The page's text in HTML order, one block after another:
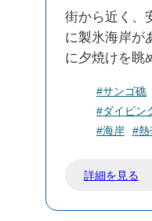
♨️ 温泉との近
近くには「松
があり、海水
ることも可能
トイレ：あり
売店：夏季の
街から近く、
に製氷海岸が
に夕焼けを眺
浜で、海に入
すが、少し
ドにエダサン
#サンゴ礁
#ダイビン
#海岸
#熱
詳細を見る